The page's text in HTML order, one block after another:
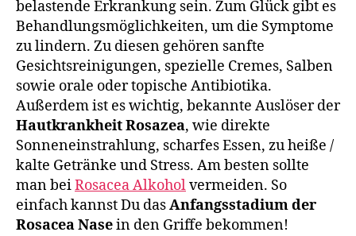
belastende Erkrankung sein. Zum Glück gibt es
Behandlungsmöglichkeiten, um die Symptome
zu lindern. Zu diesen gehören sanfte
Gesichtsreinigungen, spezielle Cremes, Salben
sowie orale oder topische Antibiotika.
Außerdem ist es wichtig, bekannte Auslöser der
Hautkrankheit Rosazea, wie direkte
Sonneneinstrahlung, scharfes Essen, zu heiße /
kalte Getränke und Stress. Am besten sollte
man beiRosacea Alkoholvermeiden. So
einfach kannst Du dasAnfangsstadium der
Rosacea Nasein den Griffe bekommen!